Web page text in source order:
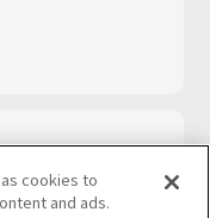
cookies to
and ads.